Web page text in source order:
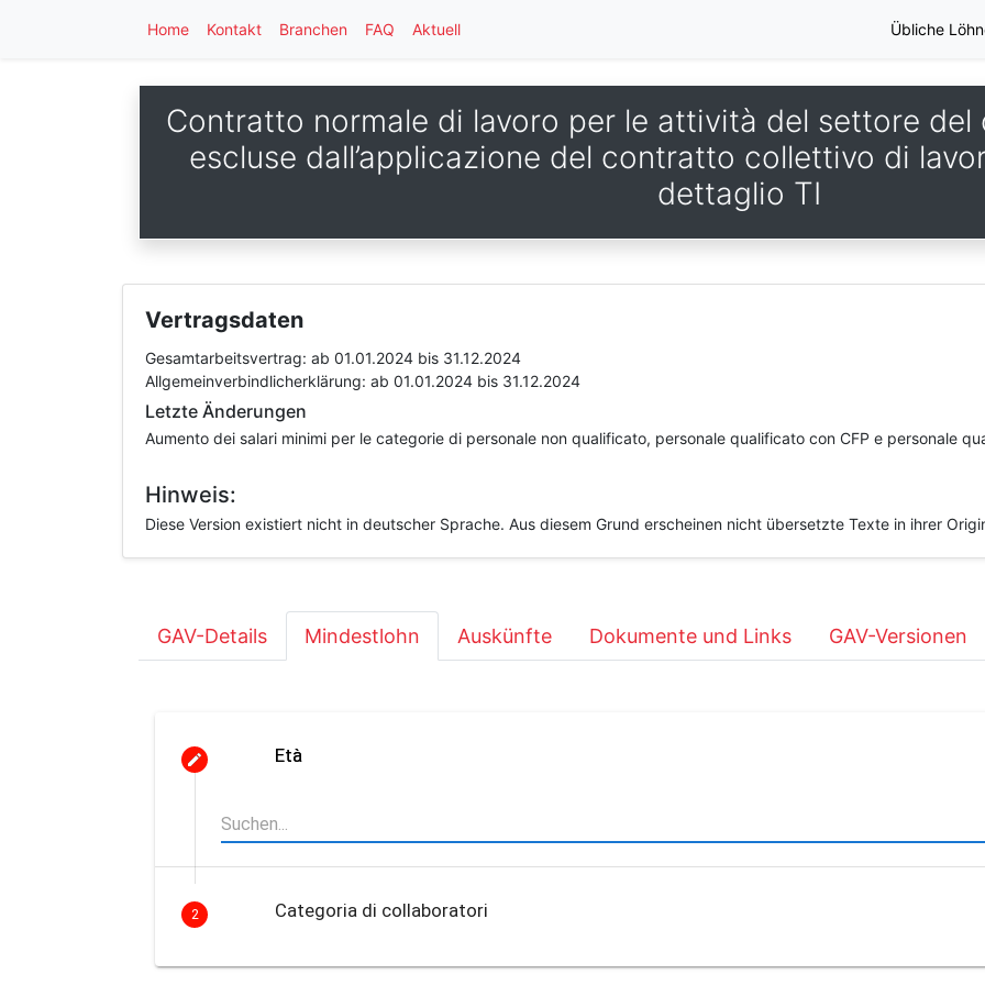
Home Kontakt Branchen FAQ Aktuell Übliche
Contratto normale di lavoro per le attività del settore
escluse dall’applicazione del contratto collettivo di
dettaglio TI
Vertragsdaten
Gesamtarbeitsvertrag: ab 01.01.2024 bis 31.12.2024
Allgemeinverbindlicherklärung: ab 01.01.2024 bis 31.12.2024
Letzte Änderungen
Aumento dei salari minimi per le categorie di personale non qualificato, personale qualificato con CFP e personale
Hinweis:
Diese Version existiert nicht in deutscher Sprache. Aus diesem Grund erscheinen nicht übersetzte Texte in ihrer
GAV-Details Mindestlohn Auskünfte Dokumente und Links GAV-Versionen
Età
2 Categoria di collaboratori